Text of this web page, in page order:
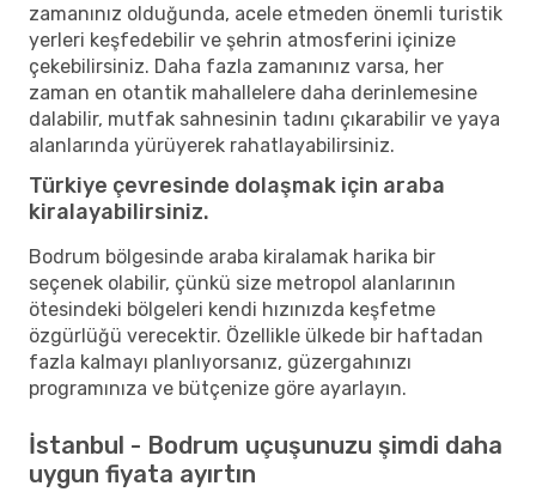
zamanınız olduğunda, acele etmeden önemli turistik
yerleri keşfedebilir ve şehrin atmosferini içinize
çekebilirsiniz. Daha fazla zamanınız varsa, her
zaman en otantik mahallelere daha derinlemesine
dalabilir, mutfak sahnesinin tadını çıkarabilir ve yaya
alanlarında yürüyerek rahatlayabilirsiniz.
Türkiye çevresinde dolaşmak için araba
kiralayabilirsiniz.
Bodrum bölgesinde araba kiralamak harika bir
seçenek olabilir, çünkü size metropol alanlarının
ötesindeki bölgeleri kendi hızınızda keşfetme
özgürlüğü verecektir. Özellikle ülkede bir haftadan
fazla kalmayı planlıyorsanız, güzergahınızı
programınıza ve bütçenize göre ayarlayın.
İstanbul - Bodrum uçuşunuzu şimdi daha
uygun fiyata ayırtın